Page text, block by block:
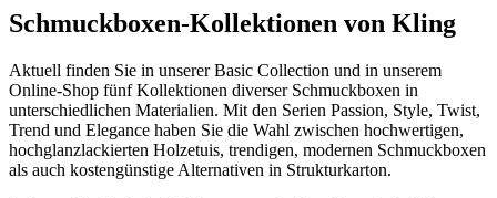
Schmuckboxen-Kollektionen von Kling
Aktuell finden Sie in unserer Basic Collection und in unserem
Online-Shop fünf Kollektionen diverser Schmuckboxen in
unterschiedlichen Materialien. Mit den Serien Passion, Style, Twist,
Trend und Elegance haben Sie die Wahl zwischen hochwertigen,
hochglanzlackierten Holzetuis, trendigen, modernen Schmuckboxen
als auch kostengünstige Alternativen in Strukturkarton.